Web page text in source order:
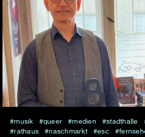
musik queer medien stadthalle
rathaus
naschmarkt esc